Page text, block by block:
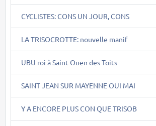
CYCLISTES: CONS UN JOUR, CONS
LA TRISOCROTTE: nouvelle manif
UBU roi à Saint Ouen des Toits
SAINT JEAN SUR MAYENNE OUI MAI
Y A ENCORE PLUS CON QUE TRISOB